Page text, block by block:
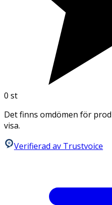
0 st
Det finns omdömen för
visa.
Verifierad av Trustvoice